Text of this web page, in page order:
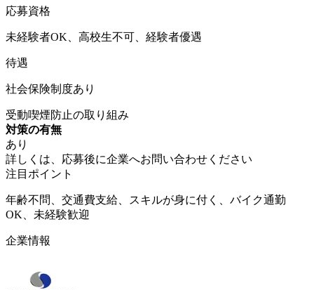
応募資格
未経験者OK、高校生不可、経験者優遇
待遇
社会保険制度あり
受動喫煙防止の取り組み
対策の有無
あり
詳しくは、応募後に企業へお問い合わせください
注目ポイント
年齢不問、交通費支給、スキルが身に付く、バイク通勤
OK、未経験歓迎
企業情報